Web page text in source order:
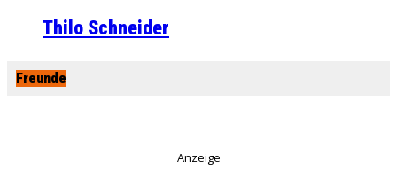
Thilo Schneider
Freunde
Anzeige